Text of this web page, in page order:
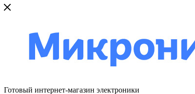
Готовый интернет-магазин электроники